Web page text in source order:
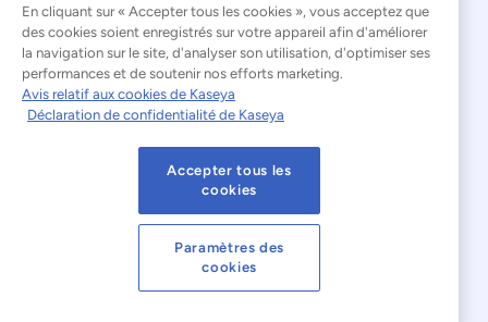
© 2026 Kaseya. Tous droits réservés.
Français
Déclaration relative à l'esclavage moderne
Mentions légales
Conditions d'utilisation du site web
Déclaration de confidentialité
Avis relatif aux cookies
En cliquant sur « Accepter tous les cookies », vous acceptez que
des cookies soient enregistrés sur votre appareil afin d'améliorer
la navigation sur le site, d'analyser son utilisation, d'optimiser ses
performances et de soutenir nos efforts marketing.
Avis relatif aux cookies de Kaseya
Déclaration de confidentialité de Kaseya
Accepter tous les
cookies
Paramètres des
cookies